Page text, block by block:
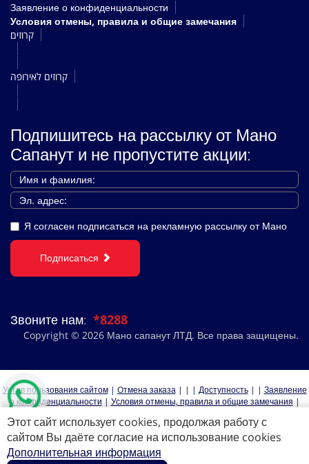
Заявление о конфиденциальности
Условия отмены, правила и общие замечания
קרוזים
קרוזים לאירופה
Подпишитесь на рассылку от Мано
Сапанут и не пропустите акции:
Я согласен подписаться на рекламную рассылку от Мано
Подписаться
Звоните нам: *8288
Copyright © 2026 Мано сапанут ЛТД. Все права защищены.
Устав пользования сайтом | Oтмена заказа | | | Доступность | | Заявление
о конфиденциальности | Условия отмены, правила и общие замечания |
Этот сайт использует cookies, продолжая работу с
сайтом Вы даёте согласие на использование cookies
Дополнительная информация